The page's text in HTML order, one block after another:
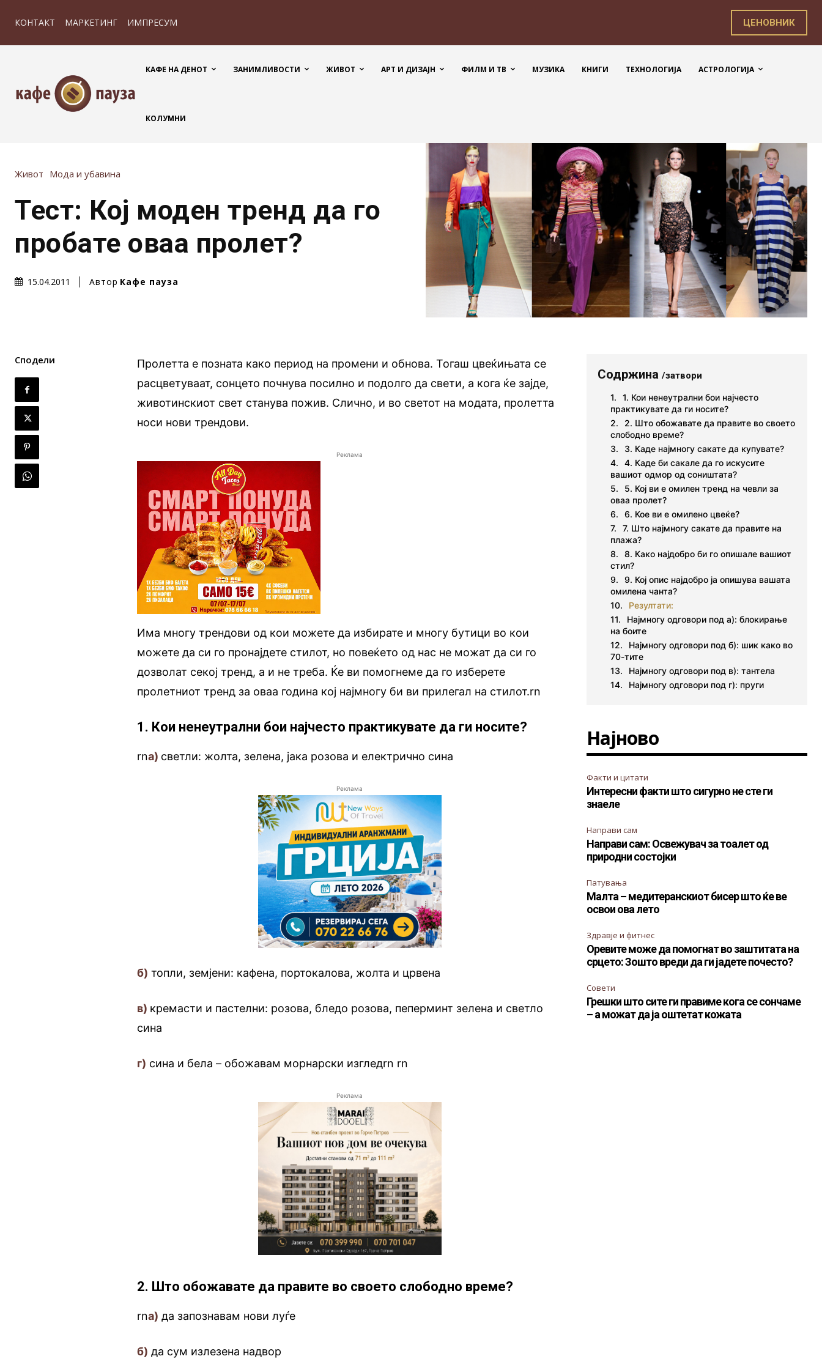
КОНТАКТ МАРКЕТИНГ ИМПРЕСУМ ЦЕНОВНИК
КАФЕ НА ДЕНОТ ЗАНИМЛИВОСТИ ЖИВОТ АРТ И ДИЗАЈН ФИЛМ И ТВ МУЗИКА КНИГИ ТЕХНОЛОГИЈА АСТРОЛОГИЈА
КОЛУМНИ
Живот Мода и убавина
Тест: Кој моден тренд да го
пробате оваа пролет?
15.04.2011 Автор Кафе пауза
Сподели
Пролетта е позната како период на промени и обнова. Тогаш цвеќињата се
расцветуваат, сонцето почнува посилно и подолго да свети, а кога ќе зајде,
животинскиот свет станува пожив. Слично, и во светот на модата, пролетта
носи нови трендови.
Реклама
Има многу трендови од кои можете да избирате и многу бутици во кои
можете да си го пронајдете стилот, но повеќето од нас не можат да си го
дозволат секој тренд, а и не треба. Ќе ви помогнеме да го изберете
пролетниот тренд за оваа година кој најмногу би ви прилегал на стилот.rn
1. Кои ненеутрални бои најчесто практикувате да ги носите?
rnа) светли: жолта, зелена, јака розова и електрично сина
Реклама
б) топли, земјени: кафена, портокалова, жолта и црвена
в) кремасти и пастелни: розова, бледо розова, пеперминт зелена и светло
сина
г) сина и бела – обожавам морнарски изгледrn rn
Реклама
2. Што обожавате да правите во своето слободно време?
rnа) да запознавам нови луѓе
б) да сум излезена надвор
Содржина/затвори
1. Кои ненеутрални бои најчесто
практикувате да ги носите?
2. Што обожавате да правите во своето
слободно време?
3. Каде најмногу сакате да купувате?
4. Каде би сакале да го искусите
вашиот одмор од соништата?
5. Кој ви е омилен тренд на чевли за
оваа пролет?
6. Кое ви е омилено цвеќе?
7. Што најмногу сакате да правите на
плажа?
8. Како најдобро би го опишале вашиот
стил?
9. Кој опис најдобро ја опишува вашата
омилена чанта?
Резултати:
Најмногу одговори под а): блокирање
на боите
Најмногу одговори под б): шик како во
70-тите
Најмногу одговори под в): тантела
Најмногу одговори под г): пруги
Најново
Факти и цитати
Интересни факти што сигурно не сте ги
знаеле
Направи сам
Направи сам: Освежувач за тоалет од
природни состојки
Патувања
Малта – медитеранскиот бисер што ќе ве
освои ова лето
Здравје и фитнес
Оревите може да помогнат во заштитата на
срцето: Зошто вреди да ги јадете почесто?
Совети
Грешки што сите ги правиме кога се сончаме
– а можат да ја оштетат кожата